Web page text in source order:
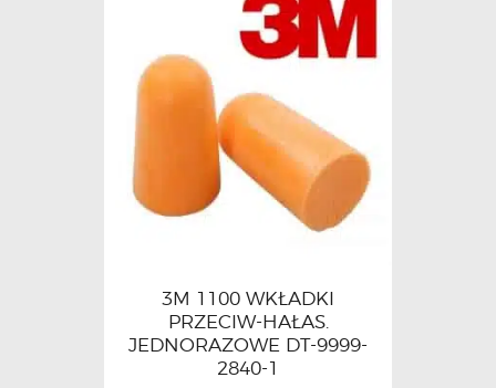
3M 1100 WKŁADKI
PRZECIW-HAŁAS.
JEDNORAZOWE DT-9999-
2840-1